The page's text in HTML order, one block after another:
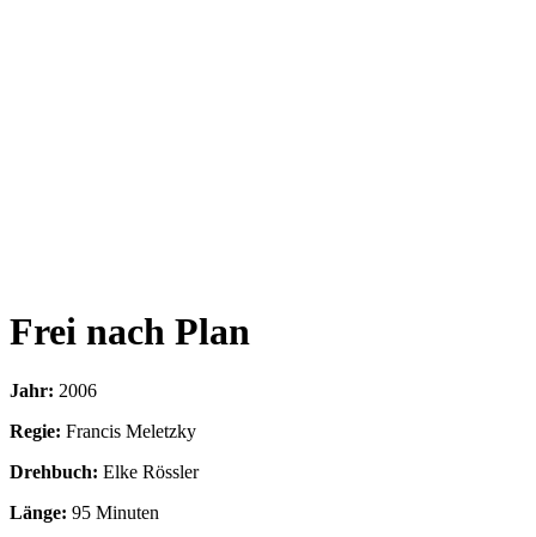
Frei nach Plan
Jahr: 2006
Regie: Francis Meletzky
Drehbuch: Elke Rössler
Länge: 95 Minuten